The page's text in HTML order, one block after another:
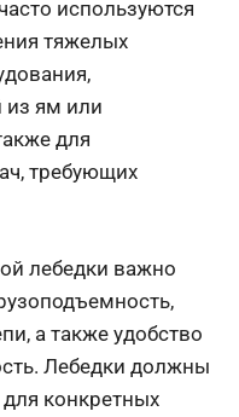
используются
тяжелых
из ям или
для
требующих
лебедки важно
а также удобство
Лебедки должны
конкретных